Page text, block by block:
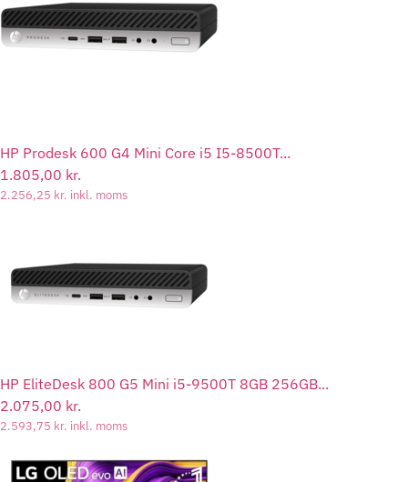
HP Prodesk 600 G4 Mini Core i5 I5-8500T...
1.805,00 kr.
2.256,25 kr. inkl. moms
HP EliteDesk 800 G5 Mini i5-9500T 8GB 256GB...
2.075,00 kr.
2.593,75 kr. inkl. moms